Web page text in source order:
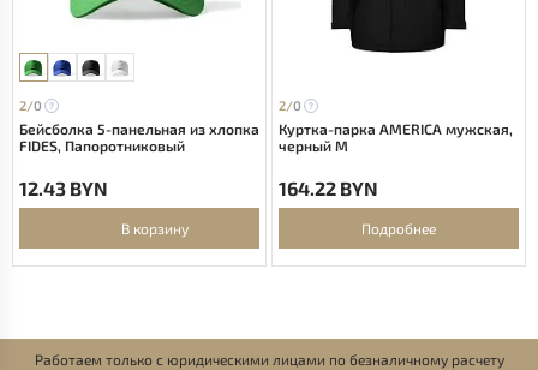
2/0
Бейсболка 5-панельная из хлопка
FIDES, Папоротниковый
12.43 BYN
В корзину
2/0
Куртка-парка AMERICA мужская,
черный M
164.22 BYN
Подробнее
Работаем только с юридическими лицами по безналичному расчету